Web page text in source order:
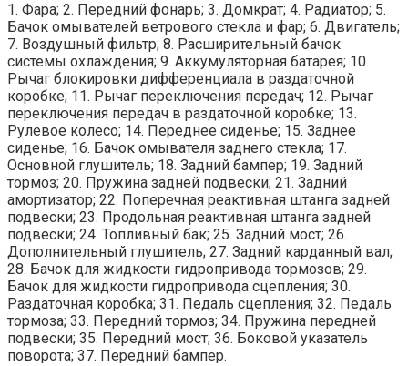
1. Фара; 2. Передний фонарь; 3. Домкрат; 4. Радиатор; 5.
Бачок омывателей ветрового стекла и фар; 6. Двигатель;
7. Воздушный фильтр; 8. Расширительный бачок
системы охлаждения; 9. Аккумуляторная батарея; 10.
Рычаг блокировки дифференциала в раздаточной
коробке; 11. Рычаг переключения передач; 12. Рычаг
переключения передач в раздаточной коробке; 13.
Рулевое колесо; 14. Переднее сиденье; 15. Заднее
сиденье; 16. Бачок омывателя заднего стекла; 17.
Основной глушитель; 18. Задний бампер; 19. Задний
тормоз; 20. Пружина задней подвески; 21. Задний
амортизатор; 22. Поперечная реактивная штанга задней
подвески; 23. Продольная реактивная штанга задней
подвески; 24. Топливный бак; 25. Задний мост; 26.
Дополнительный глушитель; 27. Задний карданный вал;
28. Бачок для жидкости гидропривода тормозов; 29.
Бачок для жидкости гидропривода сцепления; 30.
Раздаточная коробка; 31. Педаль сцепления; 32. Педаль
тормоза; 33. Передний тормоз; 34. Пружина передней
подвески; 35. Передний мост; 36. Боковой указатель
поворота; 37. Передний бампер.